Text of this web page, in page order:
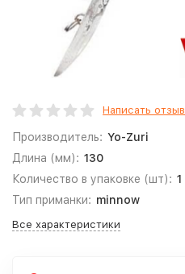
Написать отзыв
Производитель: Yo-Zuri
Длина (мм): 130
Количество в упаковке (шт): 1
Тип приманки: minnow
Все характеристики